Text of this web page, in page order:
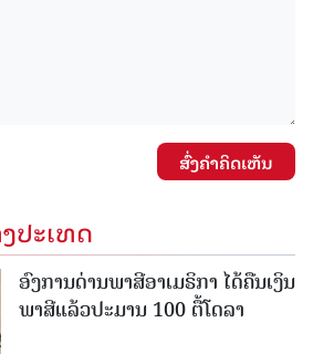
ສົ່ງຄໍາຄິດເຫັນ
ປະເທດ
ອົງການດ່ານພາສີອາເມຣິກາ ໄດ້ຄືນເງິນ
ພາສີແລ້ວປະມານ 100 ຕື້ໂດລາ